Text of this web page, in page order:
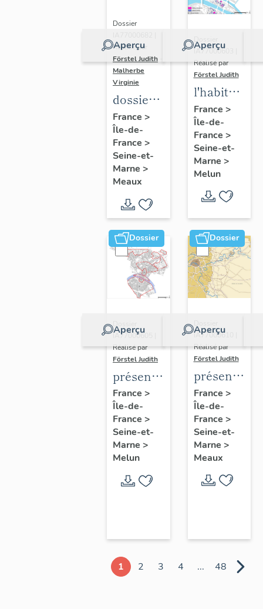
Aperçu
Dossier
Réalisé par
Förstel Judith
Malherbe
Virginie
dossier
collectif
sur les
cours
communes
du
Faubourg
Saint-
Nicolas
France >
Île-de-
France >
Seine-et-
Marne >
Meaux
Aperçu
IA77000603 |
Réalisé par
Förstel Judith
l'habitat
à Melun
France >
Île-de-
France >
Seine-et-
Marne >
Melun
Dossier
Aperçu
IA77000605 |
Réalisé par
Förstel Judith
présentation
de
l'étude
du
patrimoine
de
Melun
France >
Île-de-
France >
Seine-et-
Marne >
Melun
Dossier
Aperçu
IA77000610 |
Réalisé par
Förstel Judith
de
l'étude
du
patrimoine
de
Meaux
France >
Île-de-
France >
Seine-et-
Marne >
Meaux
1 2 3 4 ... 48